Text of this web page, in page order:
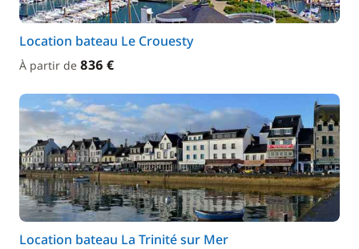
Location bateau Le Crouesty
À partir de 836 €
Location bateau La Trinité sur Mer